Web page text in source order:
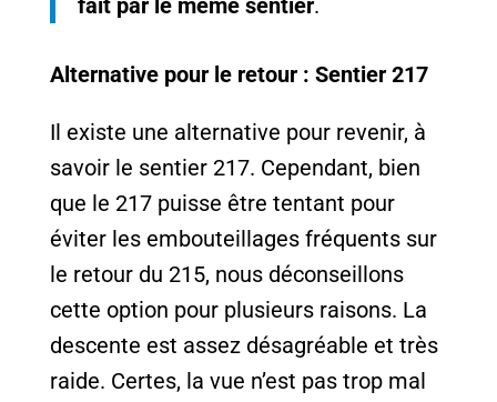
fait par le même sentier.
Alternative pour le retour : Sentier 217
Il existe une alternative pour revenir, à
savoir le sentier 217. Cependant, bien
que le 217 puisse être tentant pour
éviter les embouteillages fréquents sur
le retour du 215, nous déconseillons
cette option pour plusieurs raisons. La
descente est assez désagréable et très
raide. Certes, la vue n’est pas trop mal